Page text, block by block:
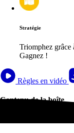
Stratégie
Triomphez
Gagnez !
Règles en vidéo
Contenu de la boîte